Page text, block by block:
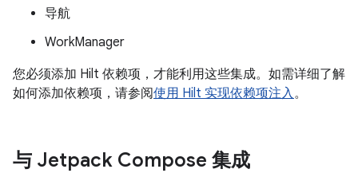
导航
WorkManager
您必须添加 Hilt 依赖项，才能利用这些集成。如需详细了解
如何添加依赖项，请参阅使用 Hilt 实现依赖项注入。
与 Jetpack Compose 集成